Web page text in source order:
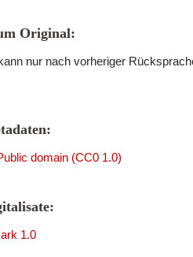
Original:
nur nach vorheriger
domain (CC0 1.0)
1.0